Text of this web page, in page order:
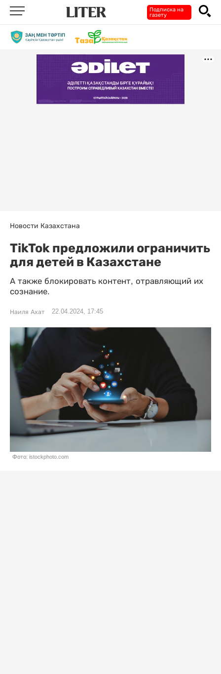
Подписка на
газету
Новости Казахстана
TikTok предложили ограничить
для детей в Казахстане
А также блокировать контент, отравляющий их
сознание.
Наиля Ахат 22.04.2024, 17:45
Фото: istockphoto.com